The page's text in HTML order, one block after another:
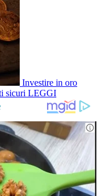
Investire in oro
sicuri LEGGI